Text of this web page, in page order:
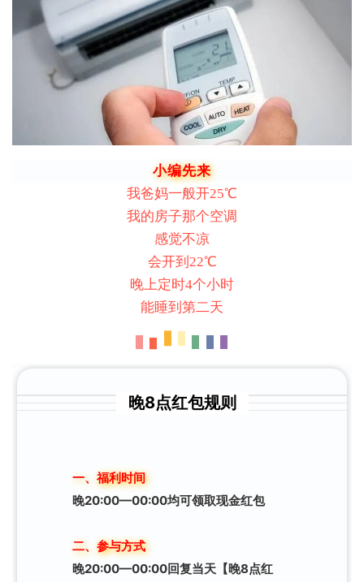
小编先来
我爸妈一般开25℃
我的房子那个空调
感觉不凉
会开到22℃
晚上定时4个小时
能睡到第二天
晚8点红包规则
一、福利时间
晚20:00—00:00均可领取现金红包
二、参与方式
晚20:00—00:00回复当天【晚8点红